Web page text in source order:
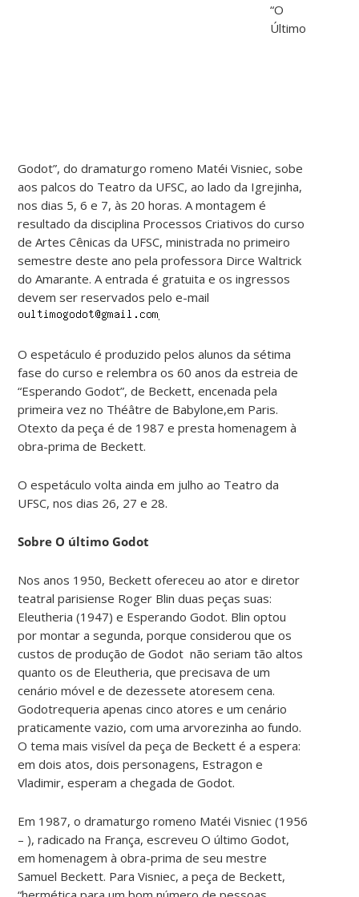
“O
Último
Godot”, do dramaturgo romeno Matéi Visniec, sobe
aos palcos do Teatro da UFSC, ao lado da Igrejinha,
nos dias 5, 6 e 7, às 20 horas. A montagem é
resultado da disciplina Processos Criativos do curso
de Artes Cênicas da UFSC, ministrada no primeiro
semestre deste ano pela professora Dirce Waltrick
do Amarante. A entrada é gratuita e os ingressos
devem ser reservados pelo e-mail
.
O espetáculo é produzido pelos alunos da sétima
fase do curso e relembra os 60 anos da estreia de
“Esperando Godot”, de Beckett, encenada pela
primeira vez no Théâtre de Babylone,em Paris.
Otexto da peça é de 1987 e presta homenagem à
obra-prima de Beckett.
O espetáculo volta ainda em julho ao Teatro da
UFSC, nos dias 26, 27 e 28.
Sobre O último Godot
Nos anos 1950, Beckett ofereceu ao ator e diretor
teatral parisiense Roger Blin duas peças suas:
Eleutheria (1947) e Esperando Godot. Blin optou
por montar a segunda, porque considerou que os
custos de produção de Godot não seriam tão altos
quanto os de Eleutheria, que precisava de um
cenário móvel e de dezessete atoresem cena.
Godotrequeria apenas cinco atores e um cenário
praticamente vazio, com uma arvorezinha ao fundo.
O tema mais visível da peça de Beckett é a espera:
em dois atos, dois personagens, Estragon e
Vladimir, esperam a chegada de Godot.
Em 1987, o dramaturgo romeno Matéi Visniec (1956
– ), radicado na França, escreveu O último Godot,
em homenagem à obra-prima de seu mestre
Samuel Beckett. Para Visniec, a peça de Beckett,